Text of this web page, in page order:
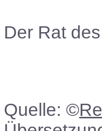
Der Rat
Quelle: ©